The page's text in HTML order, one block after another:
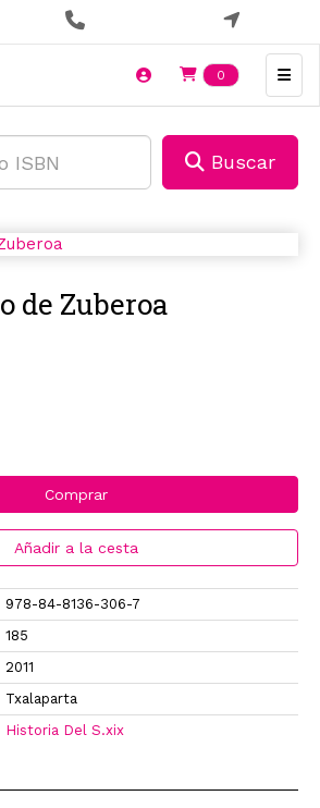
0 Items en
Buscar
de Zuberoa
Comprar
Añadir a la cesta
978-84-8136-306-7
185
2011
Txalaparta
Historia Del S.xix